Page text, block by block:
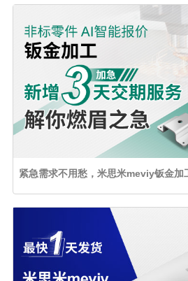
紧急需求不用愁，米思米meviy钣金加